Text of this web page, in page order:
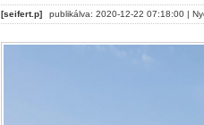
[seifert.p] publikálva: 2020-12-22 07:18:00 |